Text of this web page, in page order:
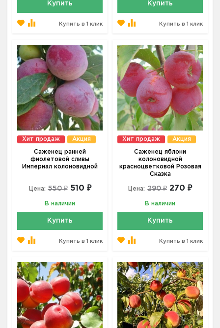
Купить
Купить в 1 клик
Купить
Купить в 1 клик
Хит продаж Акция
Саженец ранней
фиолетовой сливы
Империал колоновидной
Цена: 550 ₽ 510 ₽
В наличии
Купить
Купить в 1 клик
Хит продаж Акция
Саженец яблони
колоновидной
красноцветковой Розовая
Сказка
Цена: 290 ₽ 270 ₽
В наличии
Купить
Купить в 1 клик